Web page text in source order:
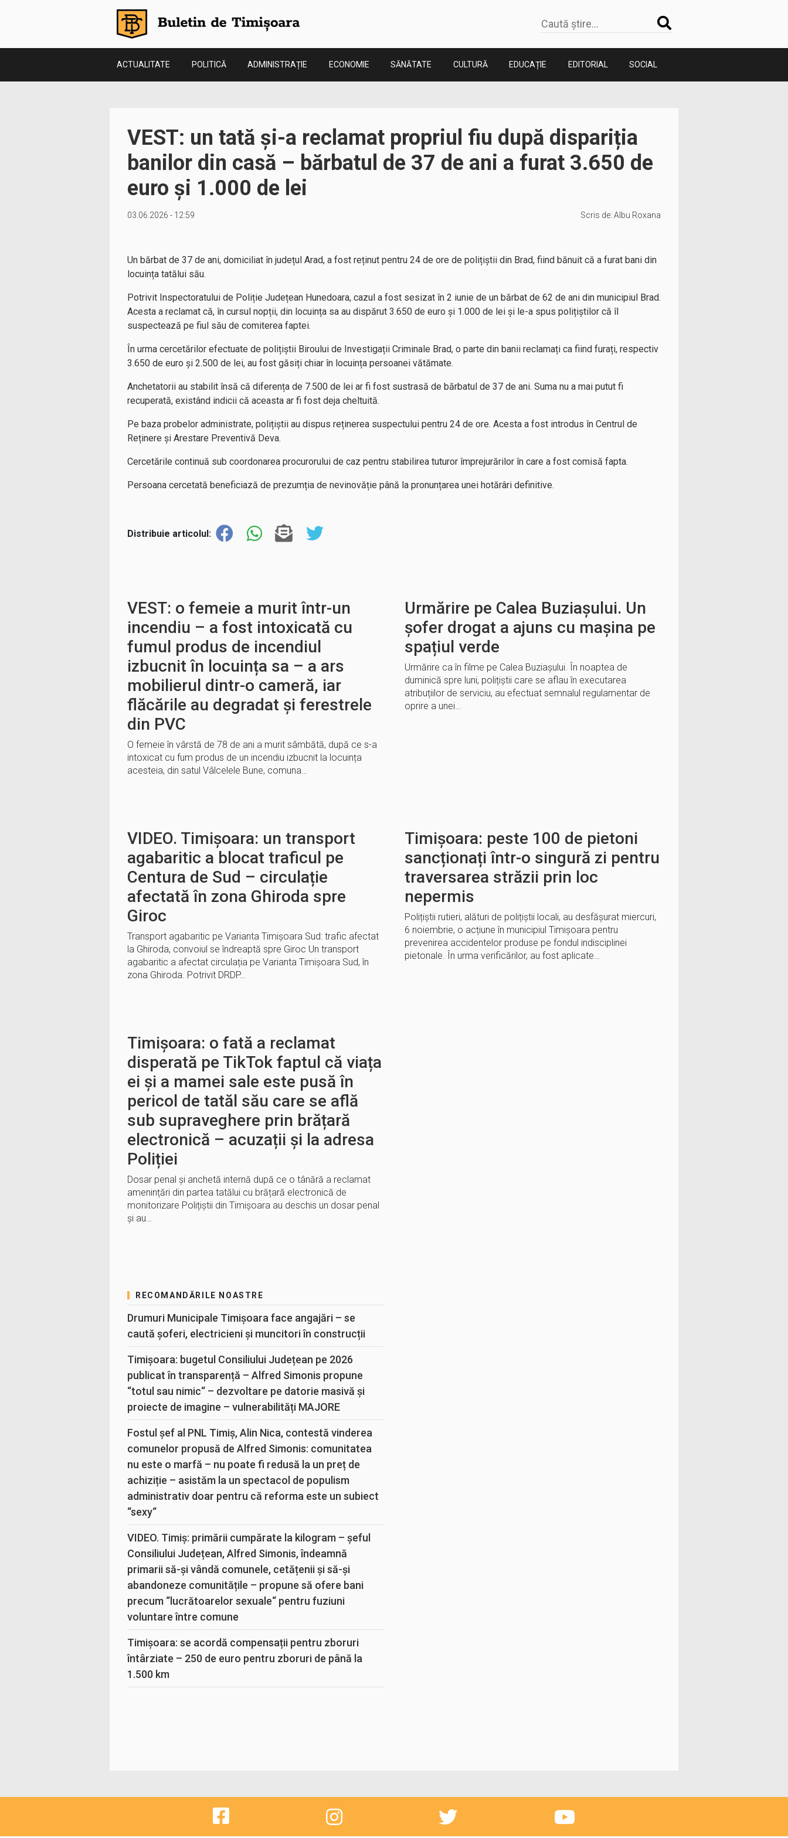
ACTUALITATE POLITICĂ ADMINISTRAȚIE ECONOMIE SĂNĂTATE CULTURĂ EDUCAȚIE EDITORIAL SOCIAL
VEST: un tată și-a reclamat propriul fiu după dispariția
banilor din casă – bărbatul de 37 de ani a furat 3.650 de
euro și 1.000 de lei
03.06.2026 - 12:59 Scris de: Albu Roxana
Un bărbat de 37 de ani, domiciliat în județul Arad, a fost reținut pentru 24 de ore de polițiștii din Brad, fiind bănuit că a furat bani din
locuința tatălui său.
Potrivit Inspectoratului de Poliție Județean Hunedoara, cazul a fost sesizat în 2 iunie de un bărbat de 62 de ani din municipiul Brad.
Acesta a reclamat că, în cursul nopții, din locuința sa au dispărut 3.650 de euro și 1.000 de lei și le-a spus polițiștilor că îl
suspectează pe fiul său de comiterea faptei.
În urma cercetărilor efectuate de polițiștii Biroului de Investigații Criminale Brad, o parte din banii reclamați ca fiind furați, respectiv
3.650 de euro și 2.500 de lei, au fost găsiți chiar în locuința persoanei vătămate.
Anchetatorii au stabilit însă că diferența de 7.500 de lei ar fi fost sustrasă de bărbatul de 37 de ani. Suma nu a mai putut fi
recuperată, existând indicii că aceasta ar fi fost deja cheltuită.
Pe baza probelor administrate, polițiștii au dispus reținerea suspectului pentru 24 de ore. Acesta a fost introdus în Centrul de
Reținere și Arestare Preventivă Deva.
Cercetările continuă sub coordonarea procurorului de caz pentru stabilirea tuturor împrejurărilor în care a fost comisă fapta.
Persoana cercetată beneficiază de prezumția de nevinovăție până la pronunțarea unei hotărâri definitive.
Distribuie articolul:
VEST: o femeie a murit într-un
incendiu – a fost intoxicată cu
fumul produs de incendiul
izbucnit în locuința sa – a ars
mobilierul dintr-o cameră, iar
flăcările au degradat și ferestrele
din PVC
O femeie în vârstă de 78 de ani a murit sâmbătă, după ce s-a
intoxicat cu fum produs de un incendiu izbucnit la locuința
acesteia, din satul Vâlcelele Bune, comuna…
Urmărire pe Calea Buziașului. Un
șofer drogat a ajuns cu mașina pe
spațiul verde
Urmărire ca în filme pe Calea Buziașului. În noaptea de
duminică spre luni, polițiștii care se aflau în executarea
atribuțiilor de serviciu, au efectuat semnalul regulamentar de
oprire a unei…
VIDEO. Timișoara: un transport
agabaritic a blocat traficul pe
Centura de Sud – circulație
afectată în zona Ghiroda spre
Giroc
Transport agabaritic pe Varianta Timișoara Sud: trafic afectat
la Ghiroda, convoiul se îndreaptă spre Giroc Un transport
agabaritic a afectat circulația pe Varianta Timișoara Sud, în
zona Ghiroda. Potrivit DRDP…
Timișoara: peste 100 de pietoni
sancționați într-o singură zi pentru
traversarea străzii prin loc
nepermis
Polițiștii rutieri, alături de polițiștii locali, au desfășurat miercuri,
6 noiembrie, o acțiune în municipiul Timișoara pentru
prevenirea accidentelor produse pe fondul indisciplinei
pietonale. În urma verificărilor, au fost aplicate…
Timișoara: o fată a reclamat
disperată pe TikTok faptul că viața
ei și a mamei sale este pusă în
pericol de tatăl său care se află
sub supraveghere prin brățară
electronică – acuzații și la adresa
Poliției
Dosar penal și anchetă internă după ce o tânără a reclamat
amenințări din partea tatălui cu brățară electronică de
monitorizare Polițiștii din Timișoara au deschis un dosar penal
și au…
RECOMANDĂRILE NOASTRE
Drumuri Municipale Timișoara face angajări – se
caută șoferi, electricieni și muncitori în construcții
Timișoara: bugetul Consiliului Județean pe 2026
publicat în transparență – Alfred Simonis propune
“totul sau nimic“ – dezvoltare pe datorie masivă și
proiecte de imagine – vulnerabilități MAJORE
Fostul șef al PNL Timiș, Alin Nica, contestă vinderea
comunelor propusă de Alfred Simonis: comunitatea
nu este o marfă – nu poate fi redusă la un preț de
achiziție – asistăm la un spectacol de populism
administrativ doar pentru că reforma este un subiect
“sexy“
VIDEO. Timiș: primării cumpărate la kilogram – șeful
Consiliului Județean, Alfred Simonis, îndeamnă
primarii să-și vândă comunele, cetățenii și să-și
abandoneze comunitățile – propune să ofere bani
precum “lucrătoarelor sexuale“ pentru fuziuni
voluntare între comune
Timișoara: se acordă compensații pentru zboruri
întârziate – 250 de euro pentru zboruri de până la
1.500 km